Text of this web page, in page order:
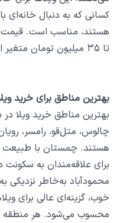
کسانی که به دنبال خانه‌ای
تا ۳۵ میلیون تومان متغیر است.
بهترین مناطق برای خرید
بهترین مناطق خرید ویلا
چالوس، متل‌قو، رامسر،
هستند. چمستان با طبیعت
برای علاقه‌مندان به
محمودآباد به‌خاطر نزدیکی
خوب، گزینه‌ای عالی برای
محسوب می‌شود. هر منطقه